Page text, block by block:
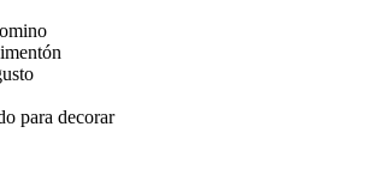
para decorar